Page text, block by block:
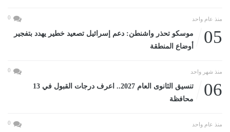
منذ عام واحد 0
05
موسكو تحذر واشنطن: دعم إسرائيل تصعيد خطير يهدد بتفجير
أوضاع المنطقة
منذ شهر واحد 0
06
تنسيق الثانوى العام 2027.. اعرف درجات القبول في 13
محافظة
منذ عام واحد 0